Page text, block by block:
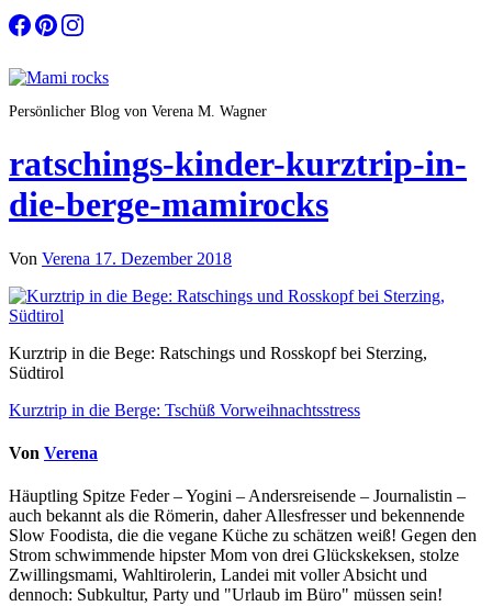
Zum
Inhalt
Persönlicher Blog von Verena M. Wagner
ratschings-kinder-kurztrip-in-
die-berge-mamirocks
Von Verena 17. Dezember 2018
Kurztrip in die Bege: Ratschings und Rosskopf bei Sterzing,
Südtirol
Beitragsnavigation
Kurztrip in die Berge: Tschüß Vorweihnachtsstress
Von Verena
Häuptling Spitze Feder – Yogini – Andersreisende – Journalistin –
auch bekannt als die Römerin, daher Allesfresser und bekennende
Slow Foodista, die die vegane Küche zu schätzen weiß! Gegen den
Strom schwimmende hipster Mom von drei Glückskeksen, stolze
Zwillingsmami, Wahltirolerin, Landei mit voller Absicht und
dennoch: Subkultur, Party und "Urlaub im Büro" müssen sein!